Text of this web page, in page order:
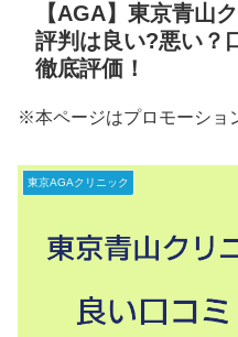
【AGA】東京青山
評判は良い?悪い？
徹底評価！
※本ページはプロモーショ
東京AGAクリニック